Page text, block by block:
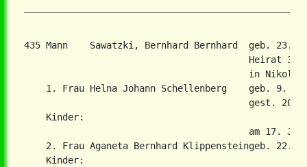
435 Mann    Sawatzki, Bernhard Bernhard  geb. 23.
Heirat 3.
in
1. Frau Helna Johann Schellenberg    geb. 9.
gest. 20.
    Kinder:
am 17.
2. Frau Aganeta Bernhard Klippensteingeb. 22.
    Kinder: